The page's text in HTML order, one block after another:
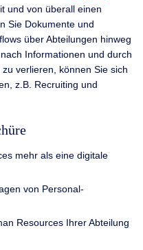
und von überall einen
Sie Dokumente und
über Abteilungen hinweg
Informationen und durch
verlieren, können Sie sich
z.B. Recruiting und
mehr als eine digitale
von Personal­
Resources Ihrer Abteilung